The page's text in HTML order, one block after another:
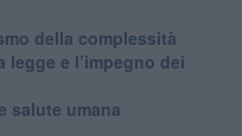
della complessità
e l’impegno dei
salute umana